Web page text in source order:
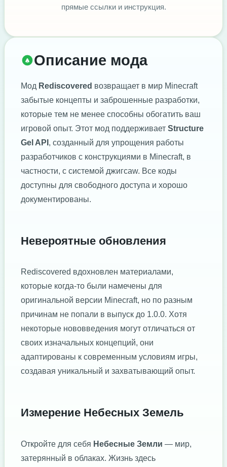
прямые ссылки и инструкция.
Описание мода
Мод Rediscovered возвращает в мир Minecraft
забытые концепты и заброшенные разработки,
которые тем не менее способны обогатить ваш
игровой опыт. Этот мод поддерживает Structure
Gel API , созданный для упрощения работы
разработчиков с конструкциями в Minecraft, в
частности, с системой джигсaw. Все коды
доступны для свободного доступа и хорошо
документированы.
Невероятные обновления
Rediscovered вдохновлен материалами,
которые когда-то были намечены для
оригинальной версии Minecraft, но по разным
причинам не попали в выпуск до 1.0.0. Хотя
некоторые нововведения могут отличаться от
своих изначальных концепций, они
адаптированы к современным условиям игры,
создавая уникальный и захватывающий опыт.
Измерение Небесных Земель
Откройте для себя Небесные Земли — мир,
затерянный в облаках. Жизнь здесь